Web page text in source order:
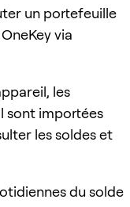
un portefeuille
via
les
sont importées
les soldes et
du solde